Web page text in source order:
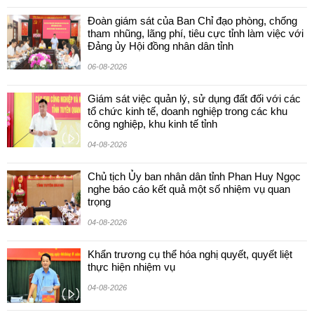
Đoàn giám sát của Ban Chỉ đạo phòng, chống
tham nhũng, lãng phí, tiêu cực tỉnh làm việc với
Đảng ủy Hội đồng nhân dân tỉnh
06-08-2026
Giám sát việc quản lý, sử dụng đất đối với các
tổ chức kinh tế, doanh nghiệp trong các khu
công nghiệp, khu kinh tế tỉnh
04-08-2026
Chủ tịch Ủy ban nhân dân tỉnh Phan Huy Ngọc
nghe báo cáo kết quả một số nhiệm vụ quan
trọng
04-08-2026
Khẩn trương cụ thể hóa nghị quyết, quyết liệt
thực hiện nhiệm vụ
04-08-2026